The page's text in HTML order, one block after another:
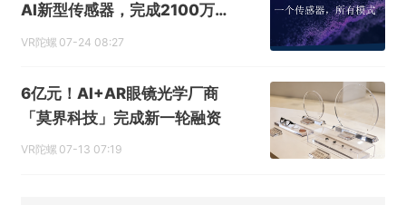
AI新型传感器，完成2100万
美元融资
VR陀螺 07-24 08:27
6亿元！AI+AR眼镜光学厂商
「莫界科技」完成新一轮融资
VR陀螺 07-13 07:19